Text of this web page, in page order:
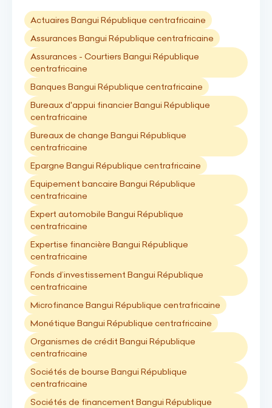
Actuaires Bangui République centrafricaine
Assurances Bangui République centrafricaine
Assurances - Courtiers Bangui République
centrafricaine
Banques Bangui République centrafricaine
Bureaux d'appui financier Bangui République
centrafricaine
Bureaux de change Bangui République
centrafricaine
Epargne Bangui République centrafricaine
Equipement bancaire Bangui République
centrafricaine
Expert automobile Bangui République
centrafricaine
Expertise financière Bangui République
centrafricaine
Fonds d’investissement Bangui République
centrafricaine
Microfinance Bangui République centrafricaine
Monétique Bangui République centrafricaine
Organismes de crédit Bangui République
centrafricaine
Sociétés de bourse Bangui République
centrafricaine
Sociétés de financement Bangui République